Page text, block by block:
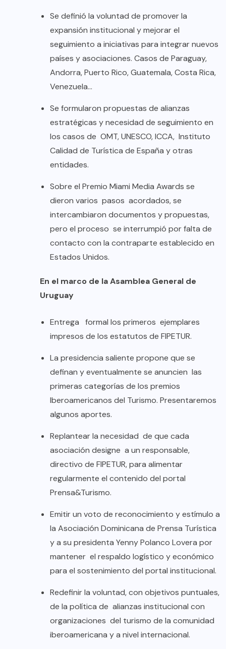
Se definió la voluntad de promover la
expansión institucional y mejorar el
seguimiento a iniciativas para integrar nuevos
países y asociaciones. Casos de Paraguay,
Andorra, Puerto Rico, Guatemala, Costa Rica,
Venezuela…
Se formularon propuestas de alianzas
estratégicas y necesidad de seguimiento en
los casos de OMT, UNESCO, ICCA, Instituto
Calidad de Turística de España y otras
entidades.
Sobre el Premio Miami Media Awards se
dieron varios pasos acordados, se
intercambiaron documentos y propuestas,
pero el proceso se interrumpió por falta de
contacto con la contraparte establecido en
Estados Unidos.
En el marco de la Asamblea General de
Uruguay
Entrega formal los primeros ejemplares
impresos de los estatutos de FIPETUR.
La presidencia saliente propone que se
definan y eventualmente se anuncien las
primeras categorías de los premios
Iberoamericanos del Turismo. Presentaremos
algunos aportes.
Replantear la necesidad de que cada
asociación designe a un responsable,
directivo de FIPETUR, para alimentar
regularmente el contenido del portal
Prensa&Turismo.
Emitir un voto de reconocimiento y estímulo a
la Asociación Dominicana de Prensa Turística
y a su presidenta Yenny Polanco Lovera por
mantener el respaldo logístico y económico
para el sostenimiento del portal institucional.
Redefinir la voluntad, con objetivos puntuales,
de la política de alianzas institucional con
organizaciones del turismo de la comunidad
iberoamericana y a nivel internacional.